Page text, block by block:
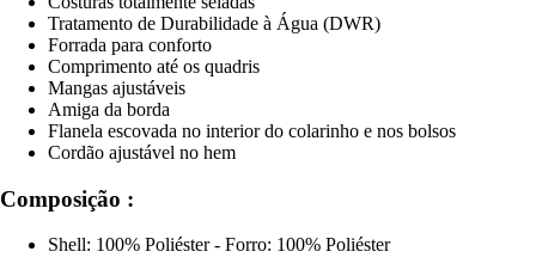
Tratamento de Durabilidade à Água (DWR)
Forrada para conforto
Comprimento até os quadris
Mangas ajustáveis
Amiga da borda
Flanela escovada no interior do colarinho e nos bolsos
Cordão ajustável no hem
Composição :
Shell: 100% Poliéster - Forro: 100% Poliéster